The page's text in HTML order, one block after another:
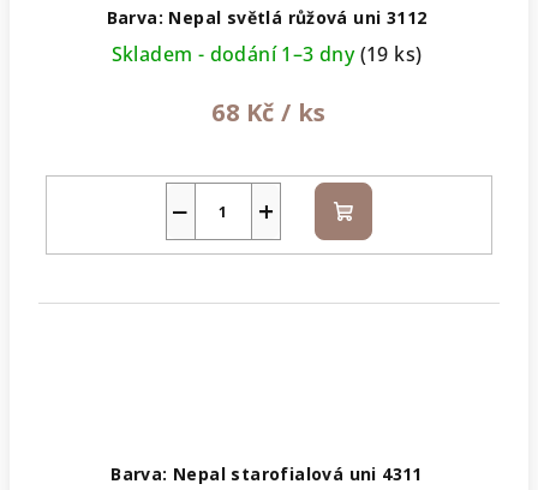
Barva: Nepal světlá růžová uni 3112
Skladem - dodání 1–3 dny(19 ks)
68 Kč / ks
+
− Do
košíku
Barva: Nepal starofialová uni 4311